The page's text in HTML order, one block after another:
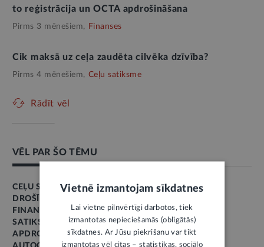
to reģistrācija un OCTA apdrošināšana
Pirms 3 mēnešiem, Finanses
Cik maksā uz ceļa zaudēta cilvēka dzīvība?
Pirms 4 mēnešiem, Ceļu satiksme
Rādīt vēl
VĒL PAR ŠO TĒMU
CEĻU SATIKSME
DROŠĪBA
FINANSES
SATIKSME
APDROŠINĀŠANA
Vietnē izmantojam sīkdatnes
Lai vietne pilnvērtīgi darbotos, tiek
izmantotas nepieciešamās (obligātās)
sīkdatnes. Ar Jūsu piekrišanu var tikt
izmantotas vēl citas – statistikas, sociālo